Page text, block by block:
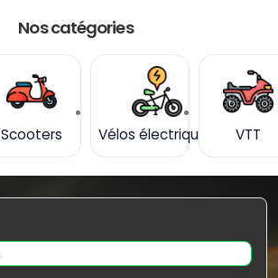
Nos catégories
Scooters Vélos électriques VTT